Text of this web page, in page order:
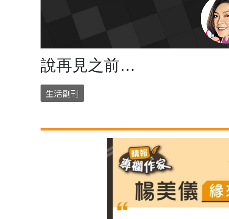
說再見之前…
生活副刊